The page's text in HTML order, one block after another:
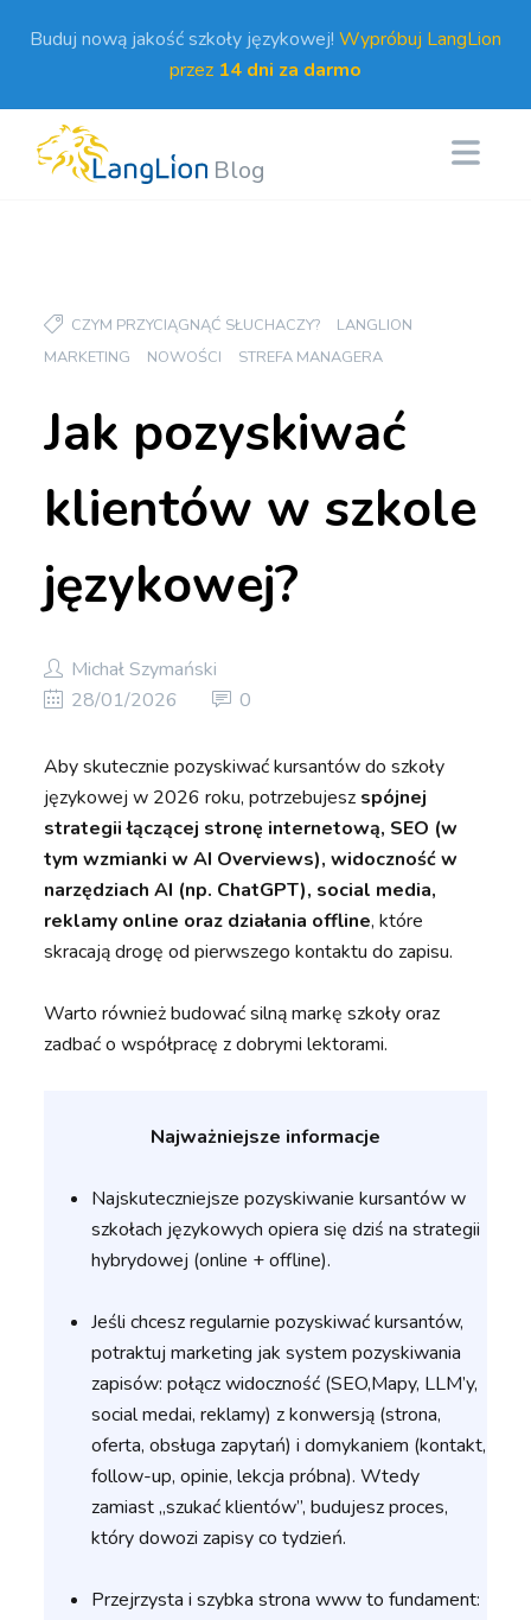
Buduj nową jakość szkoły językowej! Wypróbuj LangLion
przez 14 dni za darmo
Blog
CZYM PRZYCIĄGNĄĆ SŁUCHACZY?
LANGLION
MARKETING
NOWOŚCI STREFA MANAGERA
Jak pozyskiwać
klientów w szkole
językowej?
Michał Szymański
28/01/2026
0
Aby skutecznie pozyskiwać kursantów do szkoły
językowej w 2026 roku, potrzebujesz spójnej
strategii łączącej stronę internetową, SEO (w
tym wzmianki w AI Overviews), widoczność w
narzędziach AI (np. ChatGPT), social media,
reklamy online oraz działania offline, które
skracają drogę od pierwszego kontaktu do zapisu.
Warto również budować silną markę szkoły oraz
zadbać o współpracę z dobrymi lektorami.
Najważniejsze informacje
Najskuteczniejsze pozyskiwanie kursantów w
szkołach językowych opiera się dziś na strategii
hybrydowej (online + offline).
Jeśli chcesz regularnie pozyskiwać kursantów,
potraktuj marketing jak system pozyskiwania
zapisów: połącz widoczność (SEO,Mapy, LLM’y,
social medai, reklamy) z konwersją (strona,
oferta, obsługa zapytań) i domykaniem (kontakt,
follow-up, opinie, lekcja próbna). Wtedy
zamiast „szukać klientów”, budujesz proces,
który dowozi zapisy co tydzień.
Przejrzysta i szybka strona www to fundament: